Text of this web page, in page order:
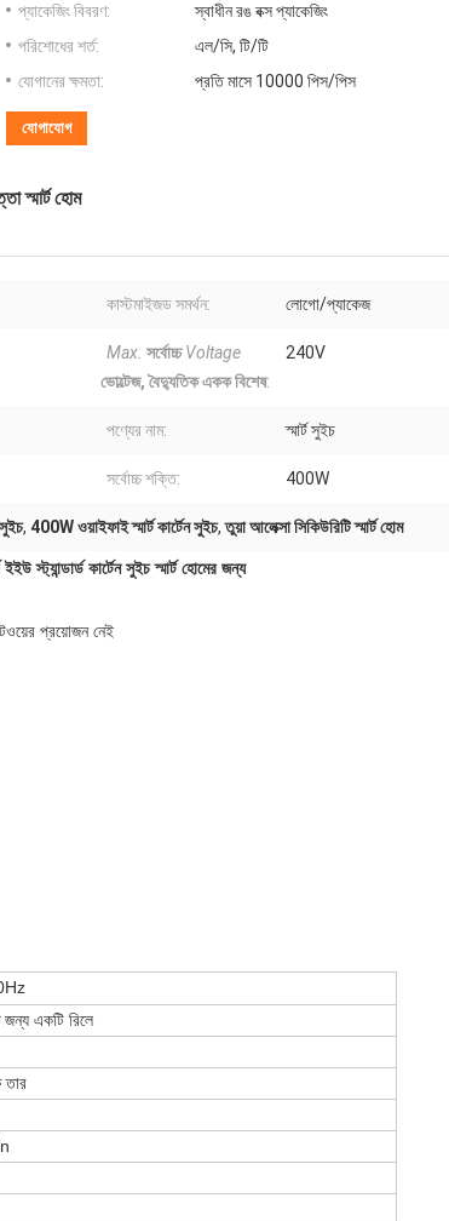
প্যাকেজিং বিবরণ:
স্বাধীন রঙ বক্স প্যাকেজিং
পরিশোধের শর্ত:
এল/সি, টি/টি
যোগানের ক্ষমতা:
প্রতি মাসে 10000 পিস/পিস
যোগাযোগ
স্মার্ট হোম
কাস্টমাইজড সমর্থন: লোগো/প্যাকেজ
Max. সর্বোচ্চ Voltage
ভোল্টেজ, বৈদ্যুতিক একক বিশেষ:
240V
পণ্যের নাম: স্মার্ট সুইচ
সর্বোচ্চ শক্তি: 400W
, 400W ওয়াইফাই স্মার্ট কার্টেন সুইচ,তুয়া আলেক্সা সিকিউরিটি স্মার্ট হোম
স্ট্যান্ডার্ড কার্টেন সুইচ স্মার্ট হোমের জন্য
প্রয়োজন নেই
জন্য একটি রিলে
তার